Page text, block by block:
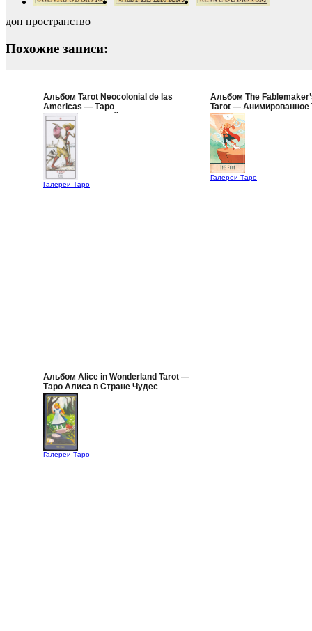
доп пространство
Похожие записи:
Альбом Tarot Neocolonial de las
Americas — Таро
Неоколониальной Америки
Галереи Таро
Альбом The
Tarot — Анимированное
Баснописца
Галереи Таро
Альбом Alice in Wonderland Tarot —
Таро Алиса в Стране Чудес
Галереи Таро